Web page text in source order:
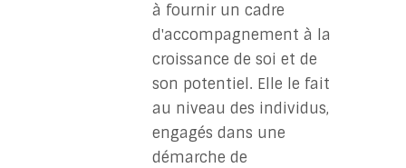
à fournir un cadre
d'accompagnement à la
croissance de soi et de
son potentiel. Elle le fait
au niveau des individus,
engagés dans une
démarche de